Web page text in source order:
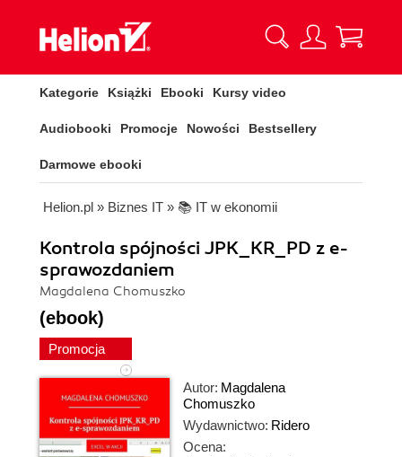
Kategorie Książki Ebooki Kursy video
Audiobooki Promocje Nowości Bestsellery
Darmowe ebooki
Helion.pl » Biznes IT » 📚 IT w ekonomii
Kontrola spójności JPK_KR_PD z e-
sprawozdaniem
Magdalena Chomuszko
(ebook)
Promocja
Autor: Magdalena
Chomuszko
Wydawnictwo: Ridero
Ocena: